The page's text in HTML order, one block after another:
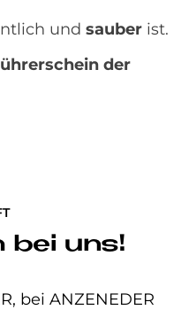
und sauber ist.
der
bei uns!
bei ANZENEDER